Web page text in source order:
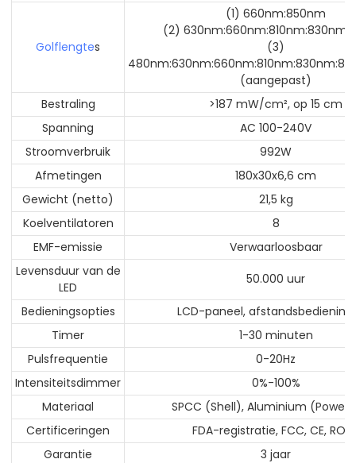
Golflengtes
(1) 660nm:850nm
(2)
(3)
(aangepast)
Bestraling
>187 mW/cm², op 15 cm
Spanning
AC 100-240V
Stroomverbruik
992W
Afmetingen
180x30x6,6 cm
Gewicht (netto)
21,5 kg
Koelventilatoren
8
EMF-emissie
Verwaarloosbaar
Levensduur van de
LED
50.000 uur
Bedieningsopties LCD-paneel, afstandsbediening,
Timer
1-30 minuten
Pulsfrequentie
0-20Hz
Intensiteitsdimmer
0%-100%
Materiaal
SPCC (Shell), Aluminium
Certificeringen
FDA-registratie, FCC, CE,
Garantie
3 jaar